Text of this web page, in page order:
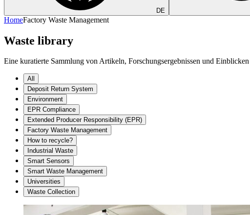
DE
HomeFactory Waste Management
Waste library
Eine kuratierte Sammlung von Artikeln, Forschungsergebnissen und
All
Deposit Return System
Environment
EPR Compliance
Extended Producer Responsibility (EPR)
Factory Waste Management
How to recycle?
Industrial Waste
Smart Sensors
Smart Waste Management
Universities
Waste Collection